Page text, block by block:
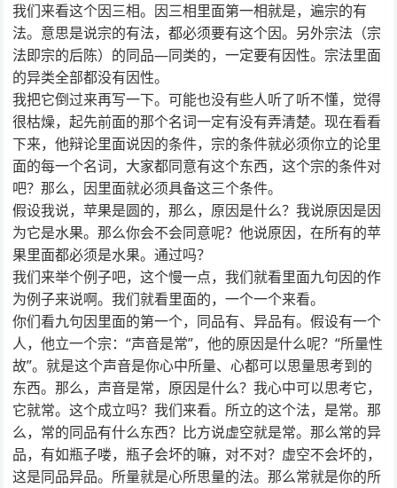
我们来看这个因三相。因三相里面第一相就是，遍宗的有
法。意思是说宗的有法，都必须要有这个因。另外宗法（宗
法即宗的后陈）的同品—同类的，一定要有因性。宗法里面
的异类全部都没有因性。
我把它倒过来再写一下。可能也没有些人听了听不懂，觉得
很枯燥，起先前面的那个名词一定有没有弄清楚。现在看看
下来，他辩论里面说因的条件，宗的条件就必须你立的论里
面的每一个名词，大家都同意有这个东西，这个宗的条件对
吧？那么，因里面就必须具备这三个条件。
假设我说，苹果是圆的，那么，原因是什么？我说原因是因
为它是水果。那么你会不会同意呢？他说原因，在所有的苹
果里面都必须是水果。通过吗？
我们来举个例子吧，这个慢一点，我们就看里面九句因的作
为例子来说啊。我们就看里面的，一个一个来看。
你们看九句因里面的第一个，同品有、异品有。假设有一个
人，他立一个宗：“声音是常”，他的原因是什么呢？“所量性
故”。就是这个声音是你心中所量、心都可以思量思考到的
东西。那么，声音是常，原因是什么？我心中可以思考它，
它就常。这个成立吗？我们来看。所立的这个法，是常。那
么，常的同品有什么东西？比方说虚空就是常。那么常的异
品，有如瓶子喽，瓶子会坏的嘛，对不对？虚空不会坏的，
这是同品异品。所量就是心所思量的法。那么常就是你的所